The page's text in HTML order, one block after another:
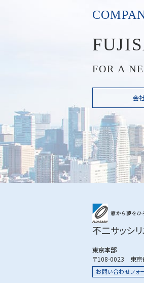
FOR A
会
不二サッシ
東京本部
〒108-0023 東京
お問い合わせフォ